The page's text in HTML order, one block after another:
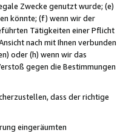
Zwecke genutzt wurde; (e)
könnte; (f) wenn wir der
Tätigkeiten einer Pflicht
nach mit Ihnen verbunden
oder (h) wenn wir das
gegen die Bestimmungen
dass der richtige
eingeräumten